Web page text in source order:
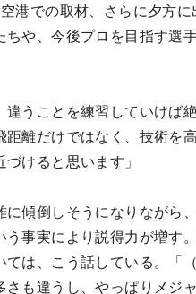
港での取材、さらに夕方
ちや、今後プロを目指す選
違うことを練習していけ
距離だけではなく、技術を
けると思います」
に傾倒しそうになりながら
う事実により説得力が増す
ては、こう話している。「
さも違うし、やっぱりメジ